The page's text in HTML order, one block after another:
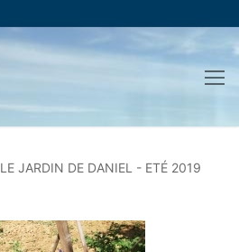
LE JARDIN DE DANIEL - ETÉ 2019